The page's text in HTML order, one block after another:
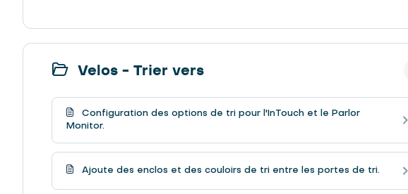
Velos - Trier vers
Configuration des options de tri pour l'InTouch et le Parlor
Monitor.
Ajoute des enclos et des couloirs de tri entre les portes de tri.